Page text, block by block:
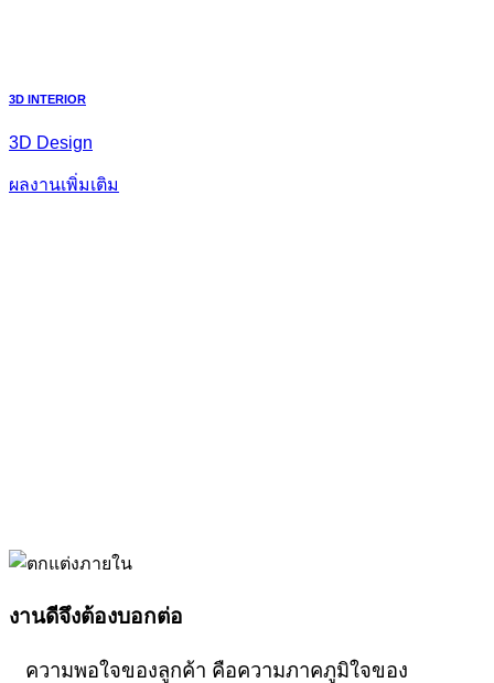
3D INTERIOR
3D Design
ผลงานเพิ่มเติม
งานดีจึงต้องบอกต่อ
ความพอใจของลูกค้า คือความภาคภูมิใจของ